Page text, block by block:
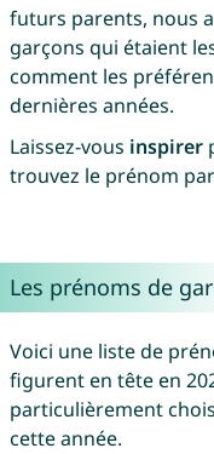
futurs parents, nous
garçons qui étaient
comment les
dernières années.
Laissez-vous inspirer
trouvez le prénom
Les prénoms de
Voici une liste de
figurent en tête en
particulièrement
cette année.